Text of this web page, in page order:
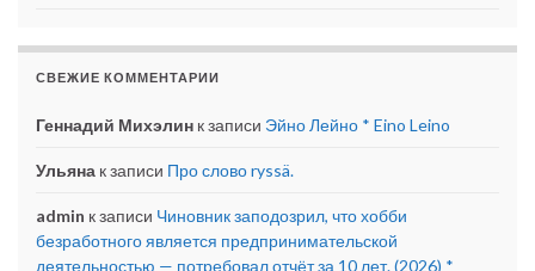
СВЕЖИЕ КОММЕНТАРИИ
Геннадий Михэлин к записи Эйно Лейно * Eino Leino
Ульяна к записи Про слово ryssä.
admin к записи Чиновник заподозрил, что хобби
безработного является предпринимательской
деятельностью — потребовал отчёт за 10 лет. (2026) *